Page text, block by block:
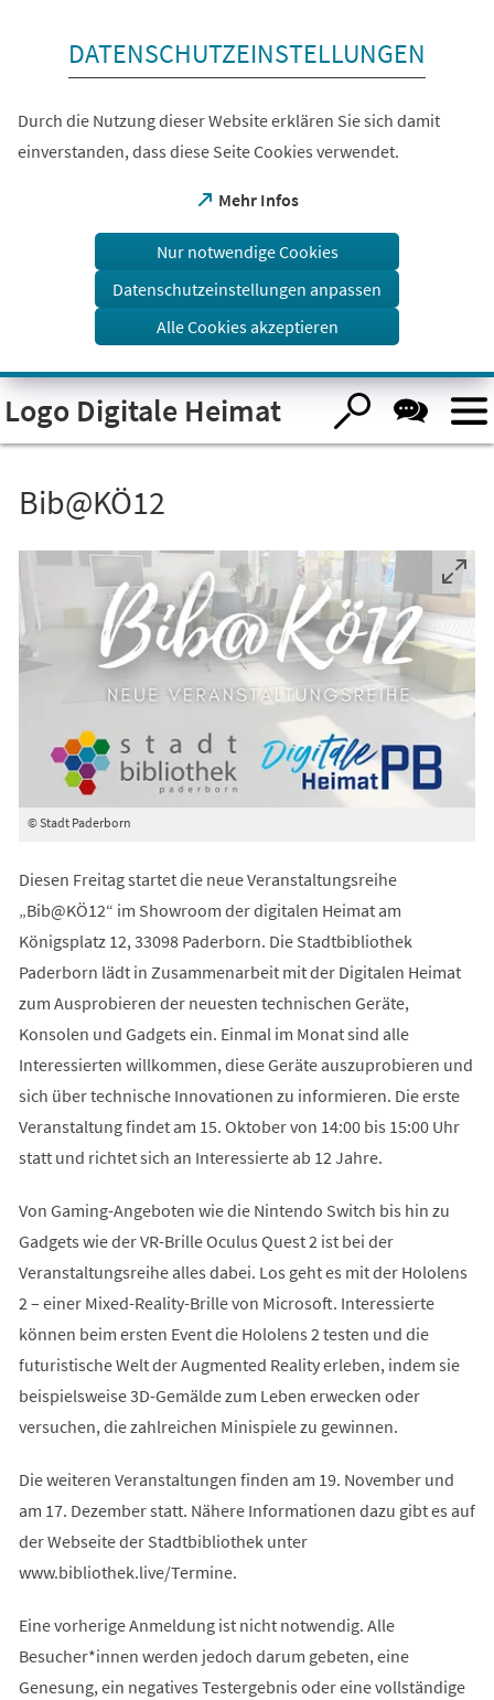
Visuelle
Assistenzsoftware
öffnen.
DATENSCHUTZEINSTELLUNGEN
Durch die Nutzung dieser Website erklären Sie sich damit
einverstanden, dass diese Seite Cookies verwendet.
Mehr Infos
(Öffnet
einem
Tab)
Nur notwendige Cookies
Datenschutzeinstellungen anpassen
Alle Cookies akzeptieren
Logo Digitale Heimat
Bib@KÖ12
© Stadt Paderborn
Diesen Freitag startet die neue Veranstaltungsreihe
„Bib@KÖ12“ im Showroom der digitalen Heimat am
Königsplatz 12, 33098 Paderborn. Die Stadtbibliothek
Paderborn lädt in Zusammenarbeit mit der Digitalen Heimat
zum Ausprobieren der neuesten technischen Geräte,
Konsolen und Gadgets ein. Einmal im Monat sind alle
Interessierten willkommen, diese Geräte auszuprobieren und
sich über technische Innovationen zu informieren. Die erste
Veranstaltung findet am 15. Oktober von 14:00 bis 15:00 Uhr
statt und richtet sich an Interessierte ab 12 Jahre.
Von Gaming-Angeboten wie die Nintendo Switch bis hin zu
Gadgets wie der VR-Brille Oculus Quest 2 ist bei der
Veranstaltungsreihe alles dabei. Los geht es mit der Hololens
2 – einer Mixed-Reality-Brille von Microsoft. Interessierte
können beim ersten Event die Hololens 2 testen und die
futuristische Welt der Augmented Reality erleben, indem sie
beispielsweise 3D-Gemälde zum Leben erwecken oder
versuchen, die zahlreichen Minispiele zu gewinnen.
Die weiteren Veranstaltungen finden am 19. November und
am 17. Dezember statt. Nähere Informationen dazu gibt es auf
der Webseite der Stadtbibliothek unter
www.bibliothek.live/Termine.
Eine vorherige Anmeldung ist nicht notwendig. Alle
Besucher*innen werden jedoch darum gebeten, eine
Genesung, ein negatives Testergebnis oder eine vollständige